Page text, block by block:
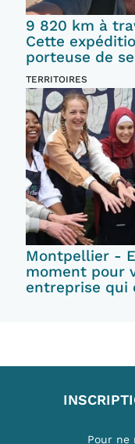
9 820 km à
Cette
porteuse de
TERRITOIRES
Montpellier -
moment pour
entreprise qui
Pour ne